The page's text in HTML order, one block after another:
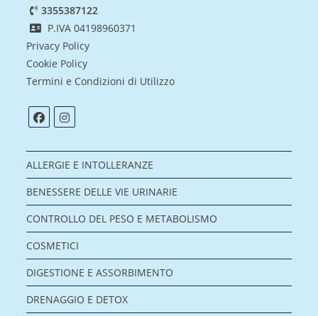
3355387122
P.IVA 04198960371
Privacy Policy
Cookie Policy
Termini e Condizioni di Utilizzo
ALLERGIE E INTOLLERANZE
BENESSERE DELLE VIE URINARIE
CONTROLLO DEL PESO E METABOLISMO
COSMETICI
DIGESTIONE E ASSORBIMENTO
DRENAGGIO E DETOX